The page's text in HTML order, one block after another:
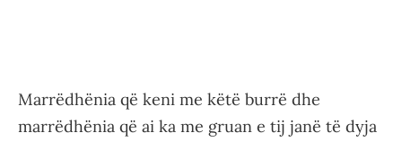
Marrëdhënia që keni me këtë burrë dhe
marrëdhënia që ai ka me gruan e tij janë të dyja